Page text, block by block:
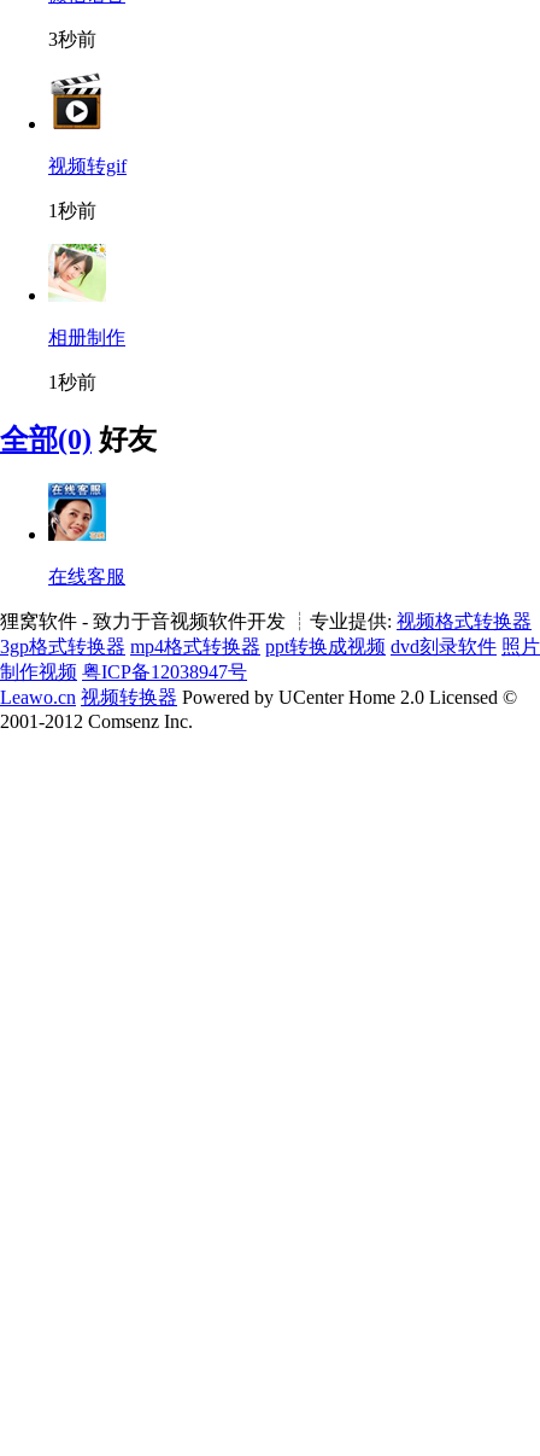
3秒前
视频转gif
1秒前
相册制作
1秒前
全部(0) 好友
在线客服
狸窝软件 - 致力于音视频软件开发 ┊专业提供: 视频格式转换器
3gp格式转换器 mp4格式转换器 ppt转换成视频 dvd刻录软件 照片
制作视频 粤ICP备12038947号
Leawo.cn 视频转换器 Powered by UCenter Home 2.0 Licensed ©
2001-2012 Comsenz Inc.